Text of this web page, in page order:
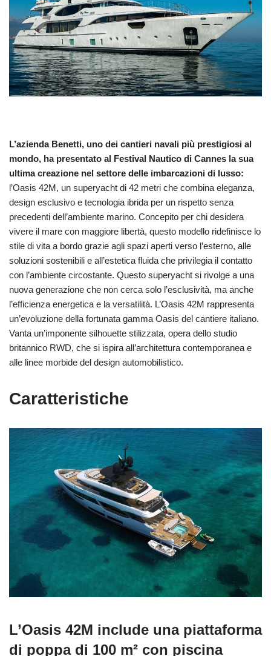
L’azienda Benetti, uno dei cantieri navali più prestigiosi al
mondo, ha presentato al Festival Nautico di Cannes la sua
ultima creazione nel settore delle imbarcazioni di lusso:
l’Oasis 42M, un superyacht di 42 metri che combina eleganza,
design esclusivo e tecnologia ibrida per un rispetto senza
precedenti dell’ambiente marino. Concepito per chi desidera
vivere il mare con maggiore libertà, questo modello ridefinisce lo
stile di vita a bordo grazie agli spazi aperti verso l’esterno, alle
soluzioni sostenibili e all’estetica fluida che privilegia il contatto
con l’ambiente circostante. Questo superyacht si rivolge a una
nuova generazione che non cerca solo l’esclusività, ma anche
l’efficienza energetica e la versatilità. L’Oasis 42M rappresenta
un’evoluzione della fortunata gamma Oasis del cantiere italiano.
Vanta un’imponente silhouette stilizzata, opera dello studio
britannico RWD, che si ispira all’architettura contemporanea e
alle linee morbide del design automobilistico.
Caratteristiche
L’Oasis 42M include una piattaforma
di poppa di 100 m² con piscina